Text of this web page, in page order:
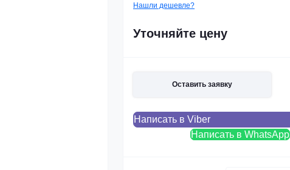
Нашли дешевле?
Уточняйте цену
Оставить заявку
Написать в Viber
Написать в WhatsApp